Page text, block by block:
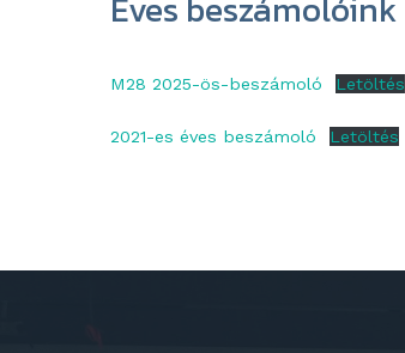
M28 2025-ös-beszámoló Letöltés
2021-es éves beszámoló Letöltés